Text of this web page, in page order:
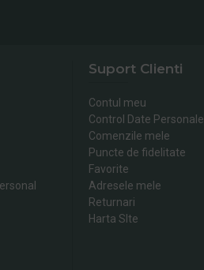
Suport Clienti
Contul meu
Control Date Personale
Comenzile mele
Puncte de fidelitate
Favorite
Adresele mele
Returnari
Harta SIte